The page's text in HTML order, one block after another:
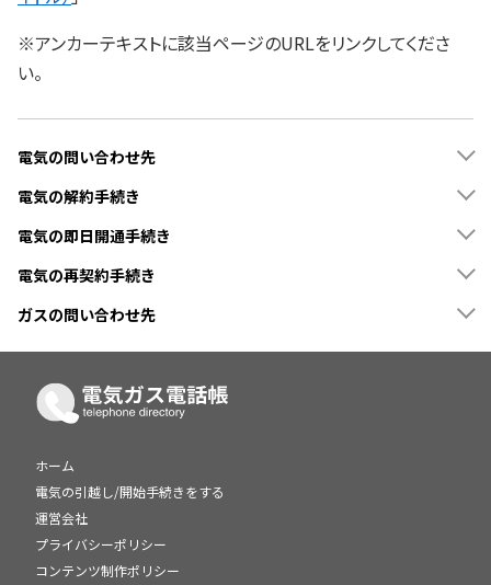
※アンカーテキストに該当ページのURLをリンクしてくださ
い。
電気の問い合わせ先
電気の解約手続き
電気の即日開通手続き
電気の再契約手続き
ガスの問い合わせ先
ホーム
電気の引越し/開始手続きをする
運営会社
プライバシーポリシー
コンテンツ制作ポリシー